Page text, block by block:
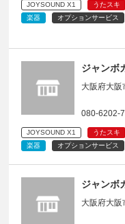
JOYSOUND X1 うたスキ
楽器
オプションサービス
ジャンボ
大阪府大
080-6202-
JOYSOUND X1 うたスキ
楽器
オプションサービス
ジャン
大阪府大